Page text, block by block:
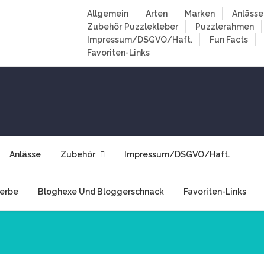
Allgemein Arten Marken
Anlässe
Zubehör Puzzlekleber Puzzlerahmen
Impressum/DSGVO/Haft.
Fun Facts
Favoriten-Links
Anlässe Zubehör Impressum/DSGVO/Haft.
Bloghexe Und Bloggerschnack Favoriten-Links